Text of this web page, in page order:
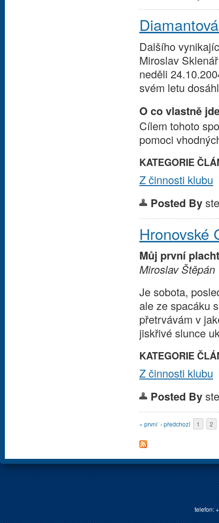
Dalšího
Miroslav
neděli
svém letu
O co vlastně
Cílem tohoto
pomoci
KATEGORIE
Z činnosti klubu
Posted By
Hronovské
Můj první
Miroslav Štěpán
Je sobota,
ale ze spacáku
přetrvávám v
jiskřivé slunce
KATEGORIE
Z činnosti klubu
Posted By
Stránky
« první ‹ předchozí 1 2
telefon: